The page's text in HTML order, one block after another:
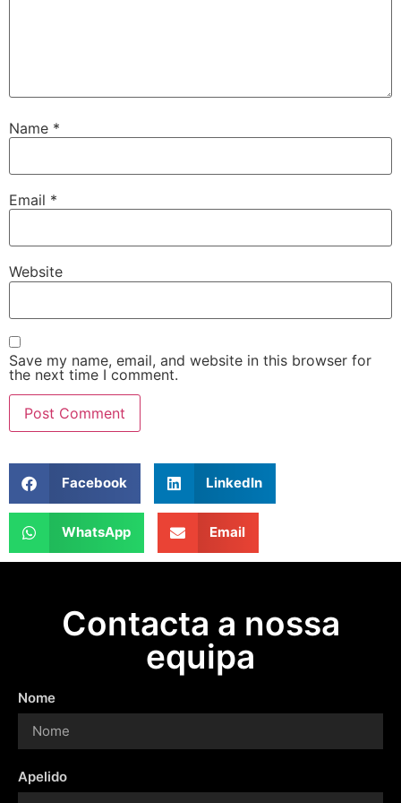
Name *
Email *
Website
Save my name, email, and website in this browser for
the next time I comment.
Facebook LinkedIn
WhatsApp Email
Contacta a nossa
equipa
Nome
Apelido